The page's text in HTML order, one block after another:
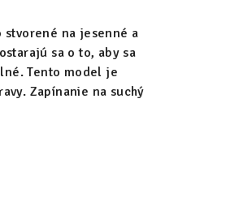
stvorené na jesenné a
sa o to, aby sa
Tento model je
Zapínanie na suchý